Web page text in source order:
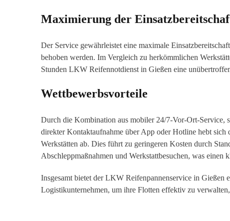
Maximierung der
Der Service gewährleistet eine maximale
behoben werden. Im Vergleich zu herkömmlichen
Stunden LKW Reifennotdienst in Gießen eine
Wettbewerbsvorteile
Durch die Kombination aus mobiler 24/7-Vor-Ort-Service,
direkter Kontaktaufnahme über App oder Hotline hebt
Werkstätten ab. Dies führt zu geringeren Kosten durch
Abschleppmaßnahmen und Werkstattbesuchen, was einen
Insgesamt bietet der LKW Reifenpannenservice in Gießen
Logistikunternehmen, um ihre Flotten effektiv zu